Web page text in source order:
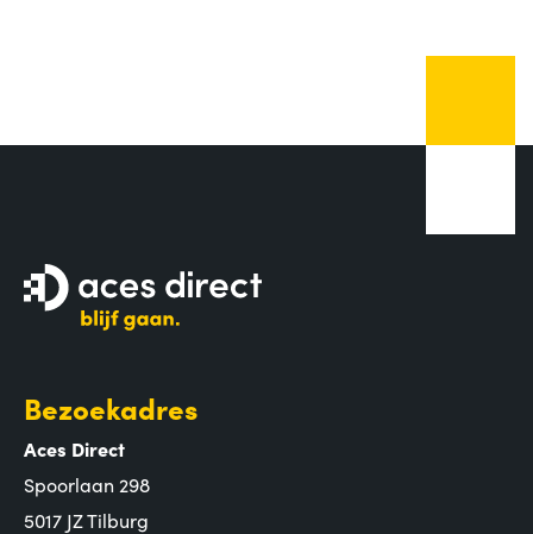
Bezoekadres
Aces Direct
Spoorlaan 298
5017 JZ Tilburg